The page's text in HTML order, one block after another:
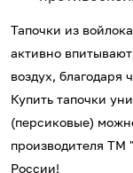
Тапочки из
активно
воздух, благодаря
Купить тапочки
(персиковые)
производителя ТМ
России!